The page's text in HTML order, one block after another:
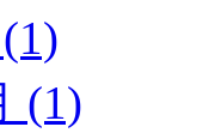
(1)